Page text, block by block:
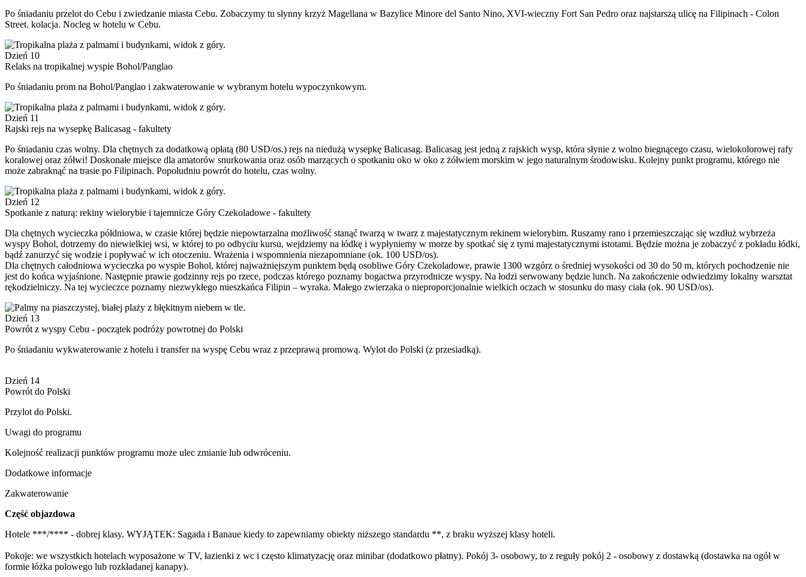
Po śniadaniu przelot do Cebu i zwiedzanie miasta Cebu. Zobaczymy tu słynny krzyż Magellana w Bazylice Minore del Santo Nino, XVI-wieczny Fort San Pedro oraz najstarszą ulicę na Filipinach - Colon
Street. kolacja. Nocleg w hotelu w Cebu.
Dzień 10
Relaks na tropikalnej wyspie Bohol/Panglao
Po śniadaniu prom na Bohol/Panglao i zakwaterowanie w wybranym hotelu wypoczynkowym.
Dzień 11
Rajski rejs na wysepkę Balicasag - fakultety
Po śniadaniu czas wolny. Dla chętnych za dodatkową opłatą (80 USD/os.) rejs na niedużą wysepkę Balicasag. Balicasag jest jedną z rajskich wysp, która słynie z wolno biegnącego czasu, wielokolorowej rafy
koralowej oraz żółwi! Doskonałe miejsce dla amatorów snurkowania oraz osób marzących o spotkaniu oko w oko z żółwiem morskim w jego naturalnym środowisku. Kolejny punkt programu, którego nie
może zabraknąć na trasie po Filipinach. Popołudniu powrót do hotelu, czas wolny.
Dzień 12
Spotkanie z naturą: rekiny wielorybie i tajemnicze Góry Czekoladowe - fakultety
Dla chętnych wycieczka półdniowa, w czasie której będzie niepowtarzalna możliwość stanąć twarzą w twarz z majestatycznym rekinem wielorybim. Ruszamy rano i przemieszczając się wzdłuż wybrzeża
wyspy Bohol, dotrzemy do niewielkiej wsi, w której to po odbyciu kursu, wejdziemy na łódkę i wypłyniemy w morze by spotkać się z tymi majestatycznymi istotami. Będzie można je zobaczyć z pokładu łódki,
bądź zanurzyć się wodzie i popływać w ich otoczeniu. Wrażenia i wspomnienia niezapomniane (ok. 100 USD/os).
Dla chętnych całodniowa wycieczka po wyspie Bohol, której najważniejszym punktem będą osobliwe Góry Czekoladowe, prawie 1300 wzgórz o średniej wysokości od 30 do 50 m, których pochodzenie nie
jest do końca wyjaśnione. Następnie prawie godzinny rejs po rzece, podczas którego poznamy bogactwa przyrodnicze wyspy. Na łodzi serwowany będzie lunch. Na zakończenie odwiedzimy lokalny warsztat
rękodzielniczy. Na tej wycieczce poznamy niezwykłego mieszkańca Filipin – wyraka. Małego zwierzaka o nieproporcjonalnie wielkich oczach w stosunku do masy ciała (ok. 90 USD/os).
Dzień 13
Powrót z wyspy Cebu - początek podróży powrotnej do Polski
Po śniadaniu wykwaterowanie z hotelu i transfer na wyspę Cebu wraz z przeprawą promową. Wylot do Polski (z przesiadką).
Dzień 14
Powrót do Polski
Przylot do Polski.
Uwagi do programu
Kolejność realizacji punktów programu może ulec zmianie lub odwróceniu.
Dodatkowe informacje
Zakwaterowanie
Część objazdowa
Hotele ***/**** - dobrej klasy. WYJĄTEK: Sagada i Banaue kiedy to zapewniamy obiekty niższego standardu **, z braku wyższej klasy hoteli.
Pokoje: we wszystkich hotelach wyposażone w TV, łazienki z wc i często klimatyzację oraz minibar (dodatkowo płatny). Pokój 3- osobowy, to z reguły pokój 2 - osobowy z dostawką (dostawka na ogół w
formie łóżka polowego lub rozkładanej kanapy).